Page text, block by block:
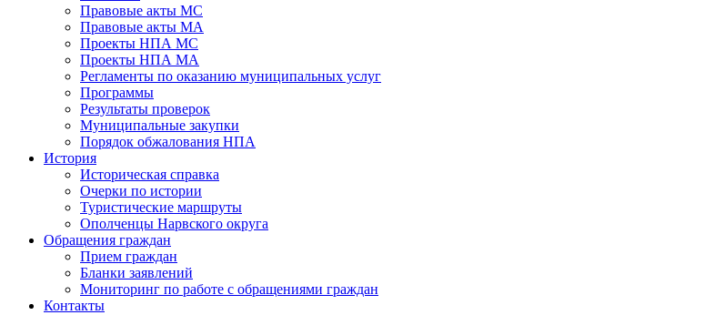
Правовые акты МС
Правовые акты МА
Проекты НПА МС
Проекты НПА МА
Регламенты по оказанию муниципальных услуг
Программы
Результаты проверок
Муниципальные закупки
Порядок обжалования НПА
История
Историческая справка
Очерки по истории
Туристические маршруты
Ополченцы Нарвского округа
Обращения граждан
Прием граждан
Бланки заявлений
Мониторинг по работе с обращениями граждан
Контакты